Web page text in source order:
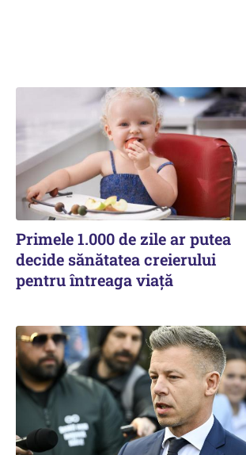
Primele 1.000 de zile ar putea
decide sănătatea creierului
pentru întreaga viață